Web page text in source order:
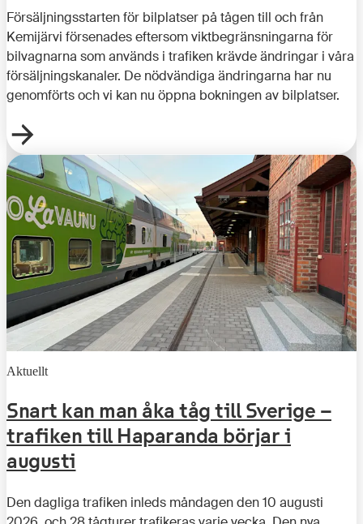
Försäljningsstarten för bilplatser på tågen till och från
Kemijärvi försenades eftersom viktbegränsningarna för
bilvagnarna som används i trafiken krävde ändringar i våra
försäljningskanaler. De nödvändiga ändringarna har nu
genomförts och vi kan nu öppna bokningen av bilplatser.
Aktuellt
Snart kan man åka tåg till Sverige –
trafiken till Haparanda börjar i
augusti
Den dagliga trafiken inleds måndagen den 10 augusti